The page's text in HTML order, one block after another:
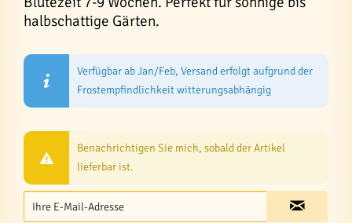
halbschattige Gärten.
Verfügbar ab Jan/Feb, Versand erfolgt aufgrund der
Frostempfindlichkeit witterungsabhängig
Benachrichtigen Sie mich, sobald der Artikel
lieferbar ist.